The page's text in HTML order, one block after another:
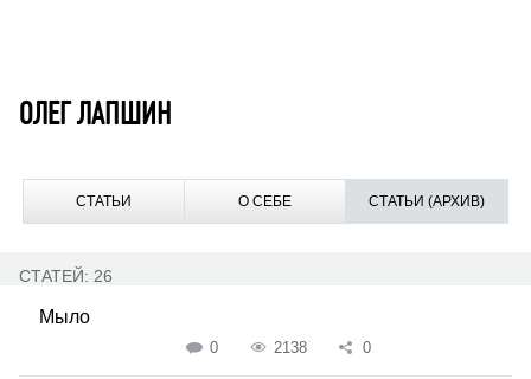
ОЛЕГ ЛАПШИН
СТАТЬИ О СЕБЕ СТАТЬИ (АРХИВ)
СТАТЕЙ: 26
Мыло
0 2138 0